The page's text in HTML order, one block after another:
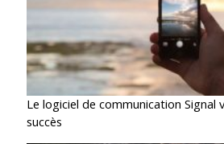
Le logiciel de communication Signal
succès